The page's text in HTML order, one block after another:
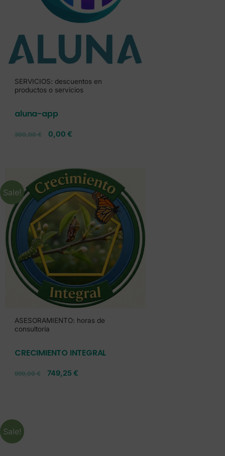
SERVICIOS: descuentos en
productos o servicios
aluna-app
300,00€ 0,00 €
Sale!
ASESORAMIENTO: horas de
consultoría
CRECIMIENTO INTEGRAL
999,00€ 749,25 €
Sale!